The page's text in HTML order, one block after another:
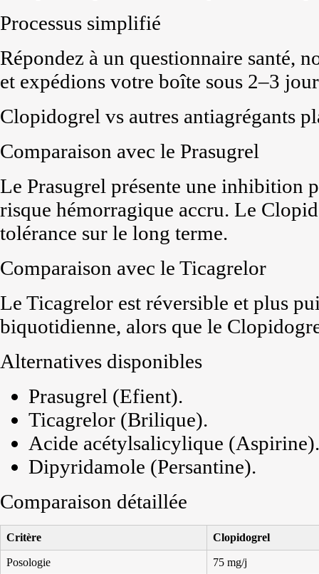
Processus simplifié
Répondez à un questionnaire santé,
et expédions votre boîte sous 2–3
Clopidogrel vs autres antiagrégants
Comparaison avec le Prasugrel
Le Prasugrel présente une inhibition
risque hémorragique accru. Le
tolérance sur le long terme.
Comparaison avec le Ticagrelor
Le Ticagrelor est réversible et plus
biquotidienne, alors que le
Alternatives disponibles
Prasugrel (Efient).
Ticagrelor (Brilique).
Acide acétylsalicylique (Aspirine).
Dipyridamole (Persantine).
Comparaison détaillée
Critère Clopidogrel
Posologie 75 mg/j